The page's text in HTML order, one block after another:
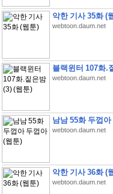
악한 기사 35화 (
webtoon.daum.net
블랙윈터 107화.
webtoon.daum.net
남남 55화 두껍
webtoon.daum.net
악한 기사 36화 (
webtoon.daum.net